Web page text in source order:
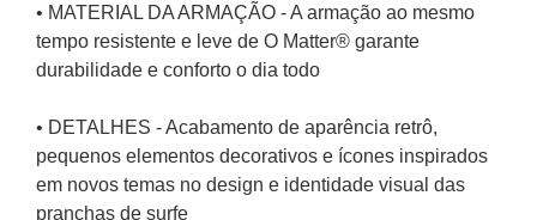
• MATERIAL DA ARMAÇÃO - A armação ao mesmo
tempo resistente e leve de O Matter® garante
durabilidade e conforto o dia todo
• DETALHES - Acabamento de aparência retrô,
pequenos elementos decorativos e ícones inspirados
em novos temas no design e identidade visual das
pranchas de surfe